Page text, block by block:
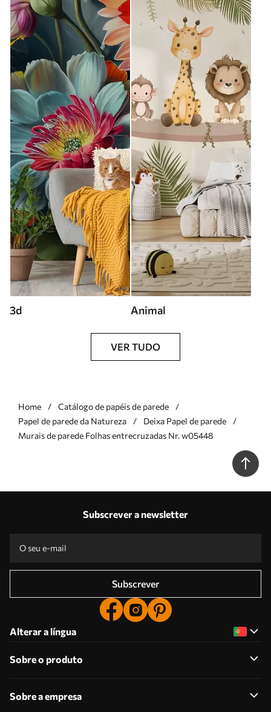
3d Animal
VER TUDO
Home
Catálogo de papéis de parede
Papel de parede da Natureza
Deixa Papel de parede
Murais de parede Folhas entrecruzadas Nr. w05448
Subscrever a newsletter
Subscrever
Alterar a língua
Sobre o produto
Sobre a empresa